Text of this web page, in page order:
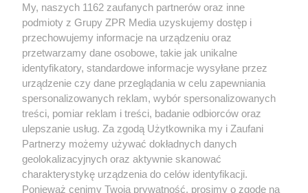
Żaden utwór zamieszczony w serwisie nie może być powielany i
rozpowszechniany lub dalej rozpowszechniany w jakikolwiek sposób (w
tym także elektroniczny lub mechaniczny) na jakimkolwiek polu
eksploatacji w jakiejkolwiek formie, włącznie z umieszczaniem w Internecie
bez pisemnej zgody właściciela praw. Jakiekolwiek użycie lub
wykorzystanie utworów w całości lub w części z naruszeniem prawa, tzn.
bez właściwej zgody, jest zabronione pod groźbą kary i może być ścigane
prawnie.
O nas
My, naszych 1162 zaufanych partnerów oraz inne
podmioty z Grupy ZPR Media uzyskujemy dostęp i
przechowujemy informacje na urządzeniu oraz
przetwarzamy dane osobowe, takie jak unikalne
identyfikatory, standardowe informacje wysyłane przez
urządzenie czy dane przeglądania w celu zapewniania
spersonalizowanych reklam, wybór spersonalizowanych
treści, pomiar reklam i treści, badanie odbiorców oraz
ulepszanie usług. Za zgodą Użytkownika my i Zaufani
Partnerzy możemy używać dokładnych danych
geolokalizacyjnych oraz aktywnie skanować
charakterystykę urządzenia do celów identyfikacji.
Ponieważ cenimy Twoją prywatność, prosimy o zgodę na